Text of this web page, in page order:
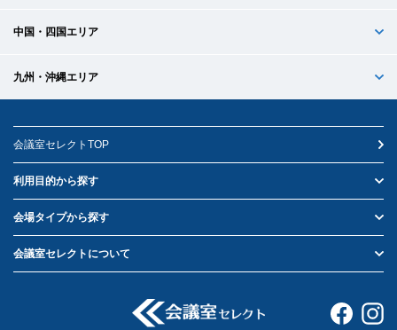
中国・四国エリア
九州・沖縄エリア
会議室セレクトTOP
利用目的から探す
会場タイプから探す
会議室セレクトについて